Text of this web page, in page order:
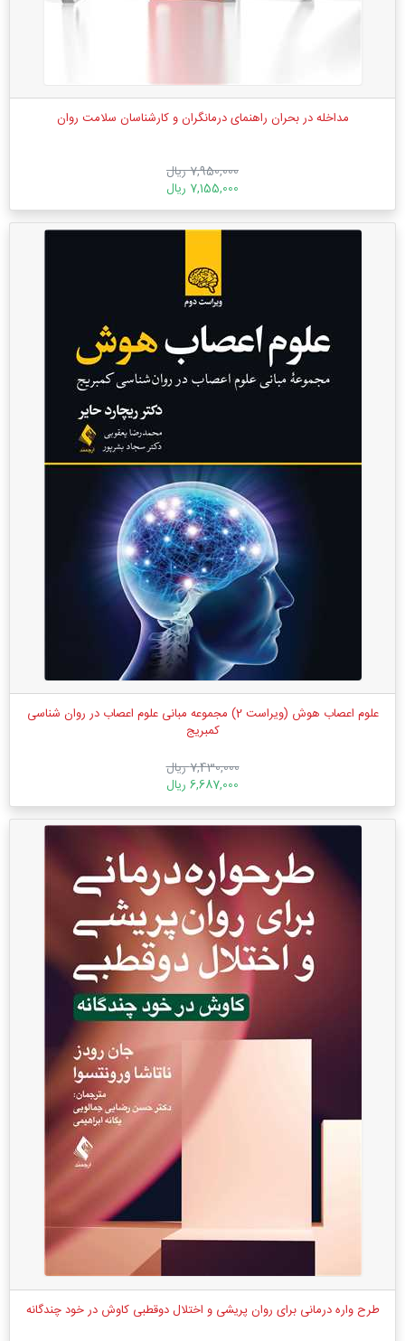
مداخله در بحران راهنمای درمانگران و کارشناسان سلامت روان
7,950,000 ریال
7,155,000 ریال
علوم اعصاب هوش (ویراست 2) مجموعه مبانی علوم اعصاب در روان شناسی
کمبریج
7,430,000 ریال
6,687,000 ریال
طرح واره درمانی برای روان پریشی و اختلال دوقطبی کاوش در خود چندگانه